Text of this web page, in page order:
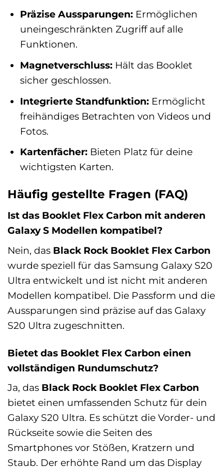
Präzise Aussparungen: Ermöglichen
uneingeschränkten Zugriff auf alle
Funktionen.
Magnetverschluss: Hält das Booklet
sicher geschlossen.
Integrierte Standfunktion: Ermöglicht
freihändiges Betrachten von Videos und
Fotos.
Kartenfächer: Bieten Platz für deine
wichtigsten Karten.
Häufig gestellte Fragen (FAQ)
Ist das Booklet Flex Carbon mit anderen
Galaxy S Modellen kompatibel?
Nein, das Black Rock Booklet Flex Carbon
wurde speziell für das Samsung Galaxy S20
Ultra entwickelt und ist nicht mit anderen
Modellen kompatibel. Die Passform und die
Aussparungen sind präzise auf das Galaxy
S20 Ultra zugeschnitten.
Bietet das Booklet Flex Carbon einen
vollständigen Rundumschutz?
Ja, das Black Rock Booklet Flex Carbon
bietet einen umfassenden Schutz für dein
Galaxy S20 Ultra. Es schützt die Vorder- und
Rückseite sowie die Seiten des
Smartphones vor Stößen, Kratzern und
Staub. Der erhöhte Rand um das Display